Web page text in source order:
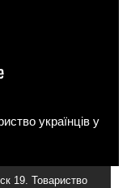
українців у
19. Товариство